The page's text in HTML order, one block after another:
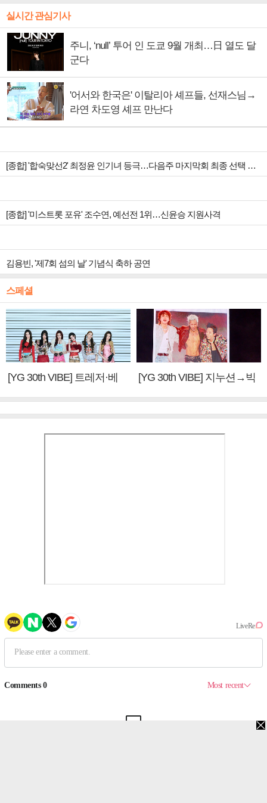
실시간 관심기사
주니, ‘null’ 투어 인 도쿄 9월 개최…日 열도 달
군다
'어서와 한국은' 이탈리아 셰프들, 선재스님→
라연 차도영 셰프 만난다
[종합] '합숙맞선2' 최정윤 인기녀 등극…다음주 마지막회 최종 선택 예고
[종합] '미스트롯 포유' 조수연, 예선전 1위…신윤승 지원사격
김용빈, '제7회 섬의 날' 기념식 축하 공연
스페셜
[YG 30th VIBE] 트레저·베
[YG 30th VIBE] 지누션→빅